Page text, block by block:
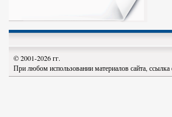
© 2001-2026 гг.
При любом использовании материалов сайта, ссылка